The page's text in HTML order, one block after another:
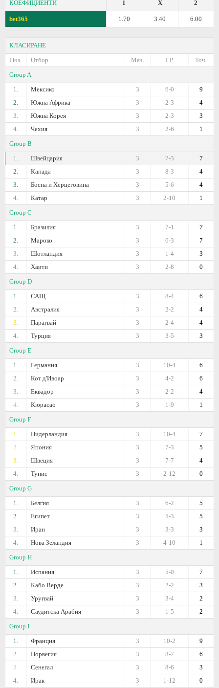
КОЕФИЦИЕНТИ 2
X
1
bet365 6.00
3.40
1.70
КЛАСИРАНЕ
Поз.
Отбор Точ.
ГР
Мач.
Group A
1.
Мексико 9
6-0
3
2.
Южна Африка 4
2-3
3
3.
Южна Корея 3
2-3
3
4.
Чехия 1
2-6
3
Group B
1.
Швейцария 7
7-3
3
2.
Канада 4
8-3
3
3.
Босна и Херцеговина 4
5-6
3
4.
Катар 1
2-10
3
Group C
1.
Бразилия 7
7-1
3
2.
Мароко 7
6-3
3
3.
Шотландия 3
1-4
3
4.
Хаити 0
2-8
3
Group D
1.
САЩ 6
8-4
3
2.
Австралия 4
2-2
3
3.
Парагвай 4
2-4
3
4.
Турция 3
3-5
3
Group E
1.
Германия 6
10-4
3
2.
Кот д'Ивоар 6
4-2
3
3.
Еквадор 4
2-2
3
4.
Кюрасао 1
1-9
3
Group F
1.
Нидерландия 7
10-4
3
2.
Япония 5
7-3
3
3.
Швеция 4
7-7
3
4.
Тунис 0
2-12
3
Group G
1.
Белгия 5
6-2
3
2.
Египет 5
5-3
3
3.
Иран 3
3-3
3
4.
Нова Зеландия 1
4-10
3
Group H
1.
Испания 7
5-0
3
2.
Кабо Верде 3
2-2
3
3.
Уругвай 2
3-4
3
4.
Саудитска Арабия 2
1-5
3
Group I
1.
Франция 9
10-2
3
2.
Норвегия 6
8-7
3
3.
Сенегал 3
8-6
3
4.
Ирак 0
1-12
3